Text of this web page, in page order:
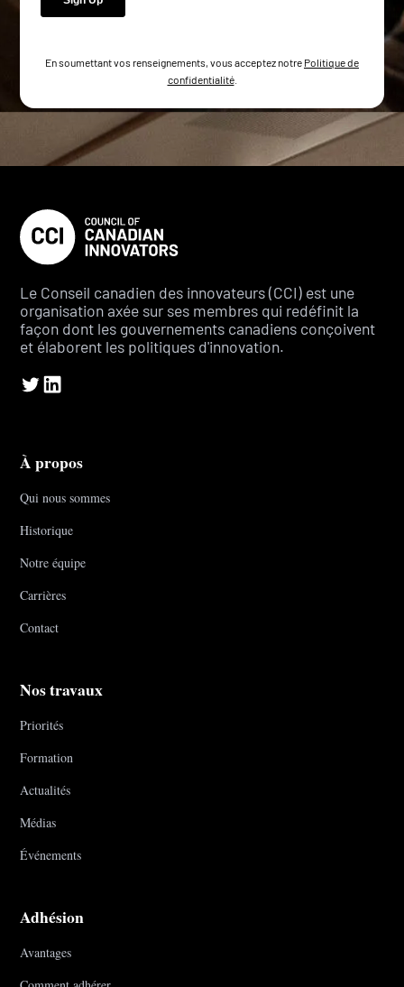
En soumettant vos renseignements, vous acceptez notre Politique de
confidentialité.
Le Conseil canadien des innovateurs (CCI) est une
organisation axée sur ses membres qui redéfinit la
façon dont les gouvernements canadiens conçoivent
et élaborent les politiques d'innovation.
À propos
Qui nous sommes
Historique
Notre équipe
Carrières
Contact
Nos travaux
Priorités
Formation
Actualités
Médias
Événements
Adhésion
Avantages